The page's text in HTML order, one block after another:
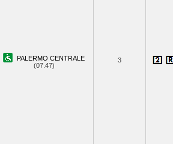
PALERMO CENTRALE
(07.47)
3